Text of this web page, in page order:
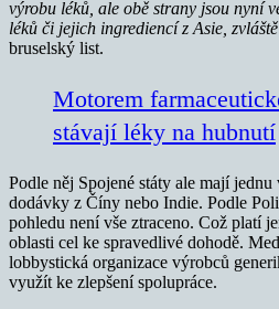
výrobu léků, ale obě strany jsou nyní
léků či jejich ingrediencí z Asie,
bruselský list.
Motorem
stávají léky na hubnutí
Podle něj Spojené státy ale mají
dodávky z Číny nebo Indie. Podle
pohledu není vše ztraceno. Což platí
oblasti cel ke spravedlivé dohodě.
lobbystická organizace výrobců
využít ke zlepšení spolupráce.